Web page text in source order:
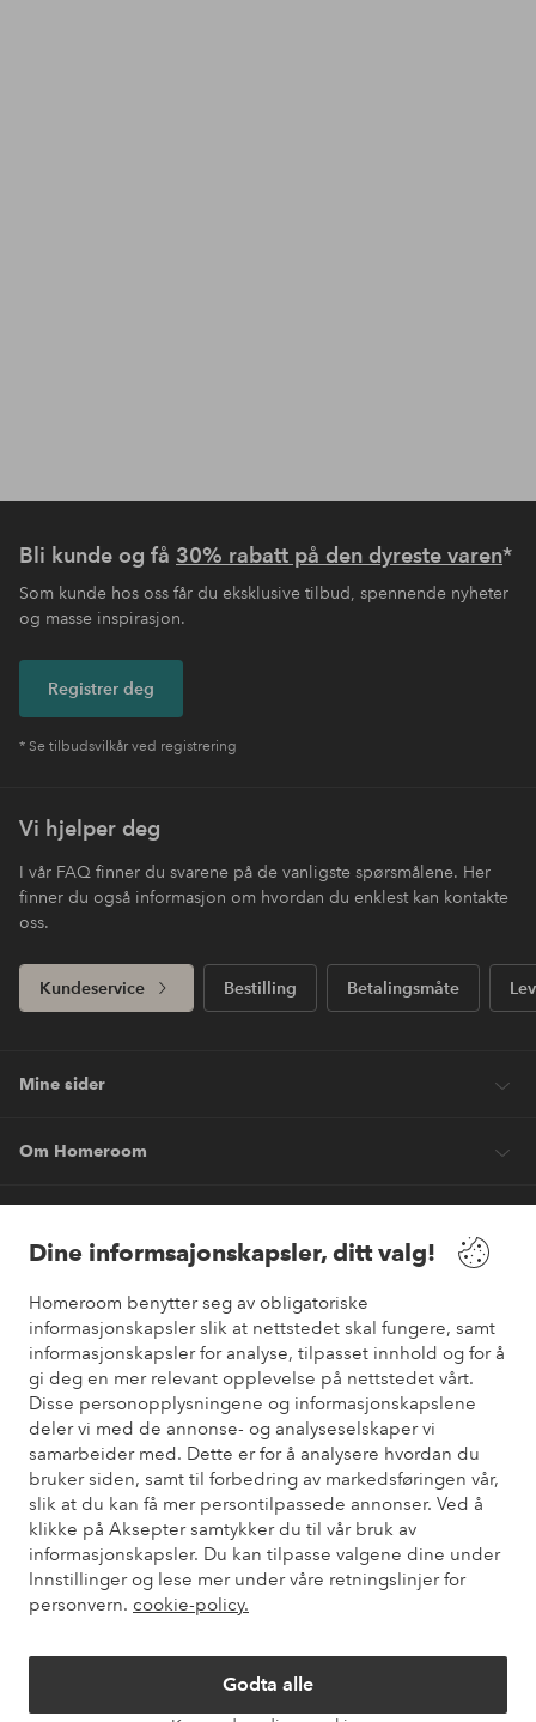
Dine informsajonskapsler, ditt valg!
Homeroom benytter seg av obligatoriske
informasjonskapsler slik at nettstedet skal fungere, samt
informasjonskapsler for analyse, tilpasset innhold og for å
gi deg en mer relevant opplevelse på nettstedet vårt.
Disse personopplysningene og informasjonskapslene
deler vi med de annonse- og analyseselskaper vi
samarbeider med. Dette er for å analysere hvordan du
bruker siden, samt til forbedring av markedsføringen vår,
slik at du kan få mer persontilpassede annonser. Ved å
klikke på Aksepter samtykker du til vår bruk av
informasjonskapsler. Du kan tilpasse valgene dine under
Innstillinger og lese mer under våre retningslinjer for
personvern. cookie-policy.
Godta alle
Bli kunde og få 30% rabatt på den dyreste varen*
Som kunde hos oss får du eksklusive tilbud, spennende nyheter
og masse inspirasjon.
Registrer deg
* Se tilbudsvilkår ved registrering
Vi hjelper deg
I vår FAQ finner du svarene på de vanligste spørsmålene. Her
finner du også informasjon om hvordan du enklest kan kontakte
oss.
Kundeservice Bestilling Betalingsmåte
Mine sider
Om Homeroom
Venner
Sikre betalinger
Vil du vite mer om våre betalingsalternativer?
elpy